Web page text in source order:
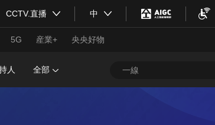
CCTV.直播 中
5G 産業+ 央央好物
人 全部